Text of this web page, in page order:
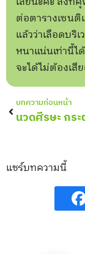
ต่อตารางเซนติ
แล้วว่าเลือดบริ
หนาแน่นเท่านี้
จะได้ไม่ต้องเสี
Prev
บทความก่อนหน้า
แชร์บทความนี้